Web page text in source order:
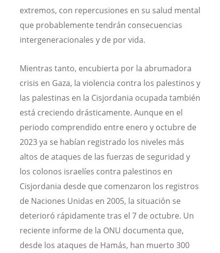
extremos, con repercusiones en su salud mental
que probablemente tendrán consecuencias
intergeneracionales y de por vida.
Mientras tanto, encubierta por la abrumadora
crisis en Gaza, la violencia contra los palestinos y
las palestinas en la Cisjordania ocupada también
está creciendo drásticamente. Aunque en el
periodo comprendido entre enero y octubre de
2023 ya se habían registrado los niveles más
altos de ataques de las fuerzas de seguridad y
los colonos israelíes contra palestinos en
Cisjordania desde que comenzaron los registros
de Naciones Unidas en 2005, la situación se
deterioró rápidamente tras el 7 de octubre. Un
reciente informe de la ONU documenta que,
desde los ataques de Hamás, han muerto 300